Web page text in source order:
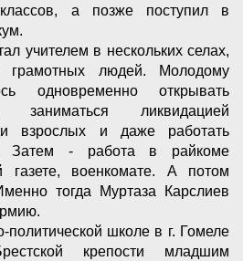
а позже поступил в
учителем в нескольких селах,
людей. Молодому
одновременно открывать
заниматься ликвидацией
взрослых и даже работать
Затем - работа в райкоме
газете, военкомате. А потом
тогда Муртаза Карслиев
школе в г. Гомеле
крепости младшим